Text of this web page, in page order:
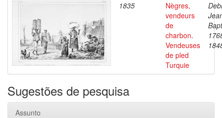
1835
Nègres,
vendeurs
de
charbon.
Vendeuses
de pled
Turquie
Sugestões de pesquisa
Assunto